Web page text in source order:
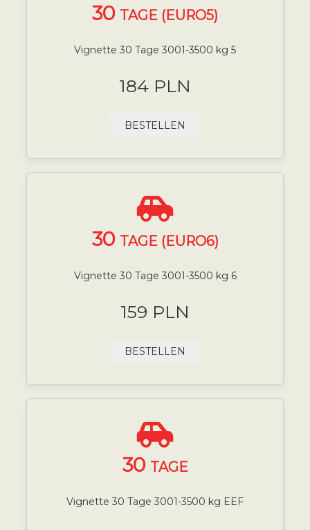
30 TAGE (EURO5)
Vignette 30 Tage 3001-3500 kg 5
184 PLN
BESTELLEN
30 TAGE (EURO6)
Vignette 30 Tage 3001-3500 kg 6
159 PLN
BESTELLEN
30 TAGE
Vignette 30 Tage 3001-3500 kg EEF